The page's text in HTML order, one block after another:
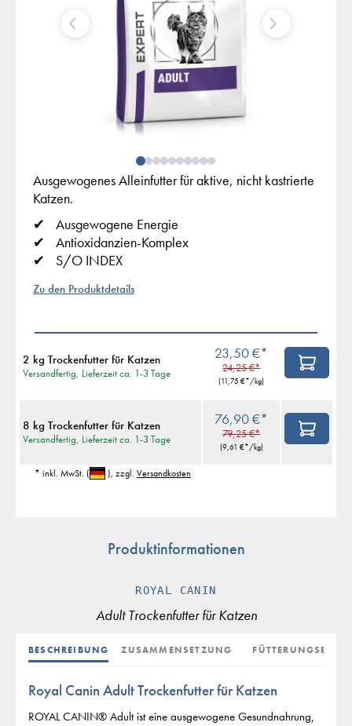
Ausgewogenes Alleinfutter für aktive, nicht kastrierte
Katzen.
Ausgewogene Energie
Antioxidanzien-Komplex
S/O INDEX
Zu den Produktdetails
2 kg Trockenfutter für Katzen
Versandfertig, Lieferzeit ca. 1-3 Tage
23,50 €*
24,25 €*
(11,75 €*/kg)
8 kg Trockenfutter für Katzen
Versandfertig, Lieferzeit ca. 1-3 Tage
76,90 €*
79,25 €*
(9,61 €*/kg)
* inkl. MwSt. ( ), zzgl. Versandkosten
Produktinformationen
ROYAL CANIN
Adult Trockenfutter für Katzen
BESCHREIBUNG ZUSAMMENSETZUNG
Royal Canin Adult Trockenfutter für Katzen
ROYAL CANIN® Adult ist eine ausgewogene Gesundnahrung,